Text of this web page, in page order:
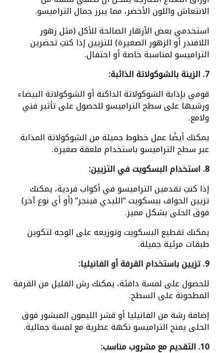
الانتعاش واللون الأخضر، مما يبرز جمال التراميسو.
استخدمي بعض الأزهار الصالحة للأكل (مثل زهور
اللافندر أو الزهور الصغيرة) للتزيين إذا كنتِ تحضرين
التراميسو لمناسبة خاصة أو احتفال.
7. الزينة بالشوكولاتة الذائبة:
قومي بإذابة الشوكولاتة الداكنة أو الشوكولاتة البيضاء
ورشيها على سطح التراميسو للحصول على تأثير فني
ولامع.
يمكنك أيضًا عمل خطوط جميلة من الشوكولاتة المذابة
عبر سطح التراميسو باستخدام ملعقة صغيرة.
8. استخدام البسكويت في التزيين:
إذا كنتِ تقدمين التراميسو في أكواب فردية، يمكنك
تزيين الحواف ببسكويت “الليدي فينجر” (أو أي نوع آخر)
فوق الحلى بشكل مميز.
يمكنك تقطيع البسكويت وتوزيعه على الوجه لتكوين
طبقات مرئية جميلة.
9. تزيين باستخدام القرفة أو الفانيليا:
للحصول على لمسة دافئة، يمكنك رش القليل من القرفة
المطحونة على السطح.
إضافة رشة من الفانيليا أو قشر الليمون المبشور فوق
الحلى يمنح التراميسو نكهة عطرية مع لمسة جمالية.
10. التقديم مع مشروب مناسب: